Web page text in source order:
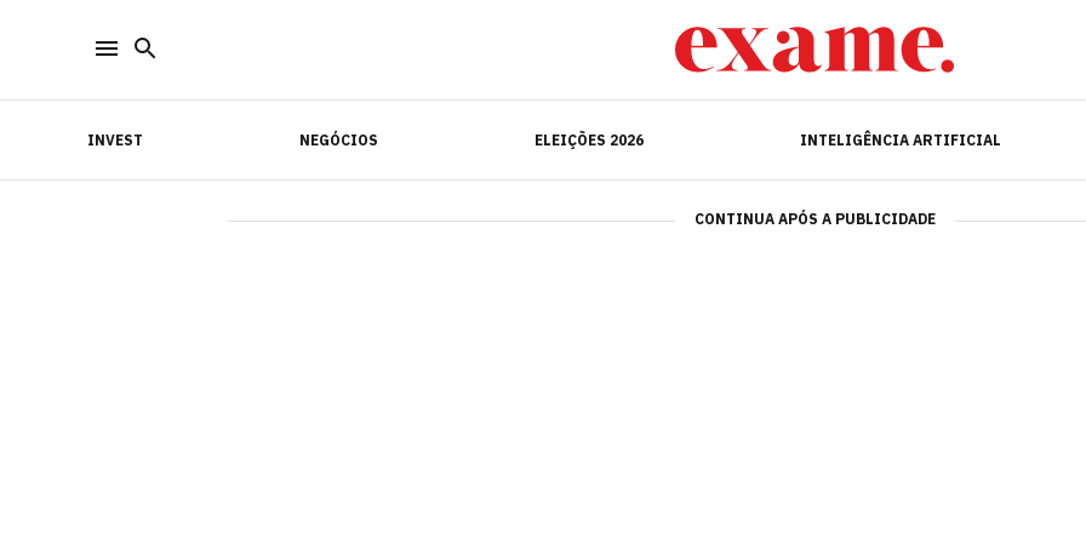
INVEST NEGÓCIOS ELEIÇÕES 2026 INTELIGÊNCIA ARTIFICIAL
INVEST INTELIGÊNCIA ARTIFICIAL
CONTINUA APÓS A PUBLICIDADE